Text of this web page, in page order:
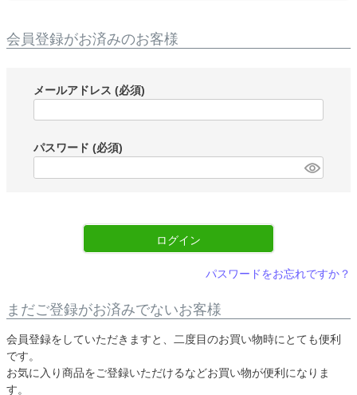
会員登録がお済みのお客様
メールアドレス (必須)
パスワード (必須)
ログイン
パスワードをお忘れですか？
まだご登録がお済みでないお客様
会員登録をしていただきますと、二度目のお買い物時にとても便利
です。
お気に入り商品をご登録いただけるなどお買い物が便利になりま
す。